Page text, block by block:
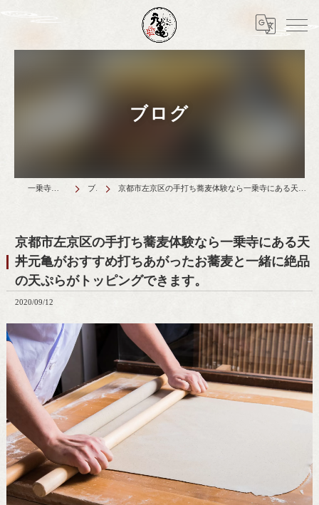
ブログ
一乗寺のランチは天丼元亀 ブログ 京都市左京区の手打ち蕎麦体験なら一乗寺にある天丼元亀がおすすめ打ちあがったお蕎麦と一緒に絶品の天ぷらがトッピングできます。
京都市左京区の手打ち蕎麦体験なら一乗寺にある天
丼元亀がおすすめ打ちあがったお蕎麦と一緒に絶品
の天ぷらがトッピングできます。
2020/09/12